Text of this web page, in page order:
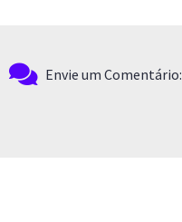
Envie um Comentário: